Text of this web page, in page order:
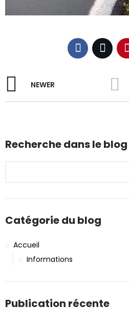
NEWER
Recherche dans le blog
Catégorie du blog
Accueil
Informations
Publication récente